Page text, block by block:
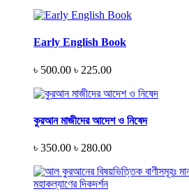
Early English Book
৳ 500.00 ৳ 225.00
কুরআন মাজীদের আদেশ ও নিষেদ
৳ 350.00 ৳ 280.00